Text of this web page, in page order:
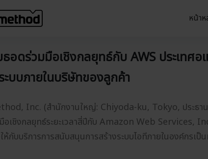
หน้า
ธอดร่วมมือเชิงกลยุทธ์กับ AWS ประเท
บบภายในบริษัทของลูกค้า
Inc. (สำนักงานใหญ่: Chiyoda-ku, Tokyo, ประธา
อเชิงกลยุทธ์ระยะเวลาสี่ปีกับ Amazon Web Services,
ห้กับบริการการสนับสนุนการสร้างระบบไอทีภายในองค์กรเ